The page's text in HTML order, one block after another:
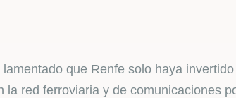
que Renfe solo haya
la red ferroviaria y de comunicaciones